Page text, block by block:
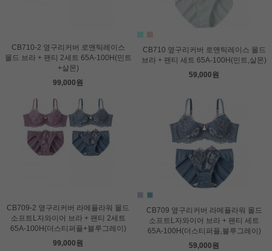
CB710-2 옆구리커버 로맨틱레이스
몰드 브라 + 팬티 2세트 65A-100H(민트
+살몬)
99,000원
CB710 옆구리커버 로맨틱레이스 몰드
브라 + 팬티 세트 65A-100H(민트,살몬)
59,000원
CB709-2 옆구리커버 라메플라워 몰드
소프트L자와이어 브라 + 팬티 2세트
65A-100H(더스티퍼플+블루그레이)
99,000원
CB709 옆구리커버 라메플라워 몰드
소프트L자와이어 브라 + 팬티 세트
65A-100H(더스티퍼플,블루그레이)
59,000원